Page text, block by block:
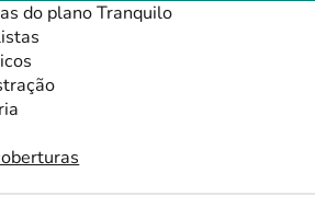
do plano Tranquilo